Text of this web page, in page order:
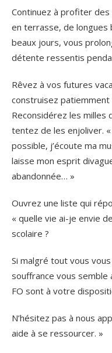
Continuez à profiter
en terrasse, de longues
beaux jours, vous
détente ressentis
Rêvez à vos futures
construisez patiemment
Reconsidérez les
tentez de les enjoliver.
possible, j’écoute ma
laisse mon esprit
abandonnée… »
Ouvrez une liste qui
« quelle vie ai-je envie
scolaire ?
Si malgré tout vous
souffrance vous semble
FO sont à votre
N’hésitez pas à nous
aide à se ressourcer. »